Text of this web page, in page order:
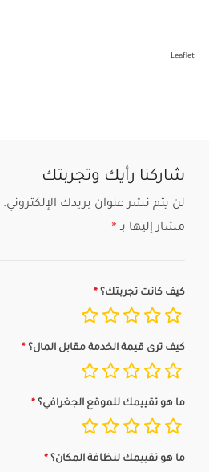
Leaflet
شاركنا رأيك وتجربتك
لن يتم نشر عنوان بريدك الإلكتروني.
مشار إليها بـ *
كيف كانت تجربتك؟
كيف ترى قيمة الخدمة مقابل المال؟
ما هو تقييمك للموقع الجغرافي؟
ما هو تقييمك لنظافة المكان؟